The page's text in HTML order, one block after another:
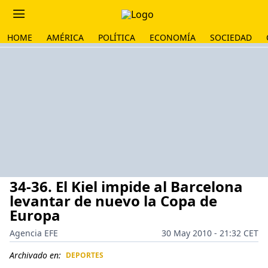
HOME AMÉRICA POLÍTICA ECONOMÍA SOCIEDAD
34-36. El Kiel impide al Barcelona
levantar de nuevo la Copa de
Europa
Agencia EFE
30 May 2010 - 21:32 CET
Archivado en: DEPORTES